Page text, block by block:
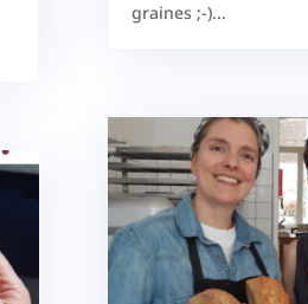
graines ;-)...